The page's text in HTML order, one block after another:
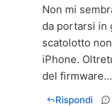
Non mi
da portarsi in
scatolotto
iPhone.
del firmware...
Rispondi